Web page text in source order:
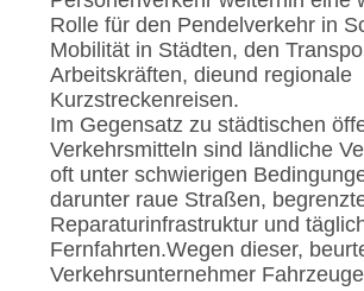
Rolle für den Pendelverkehr in
Mobilität in Städten, den
Arbeitskräften, dieund regionale
Kurzstreckenreisen.
Im Gegensatz zu städtischen
Verkehrsmitteln sind ländliche
oft unter schwierigen
darunter raue Straßen,
Reparaturinfrastruktur und
Fernfahrten.Wegen dieser,
Verkehrsunternehmer